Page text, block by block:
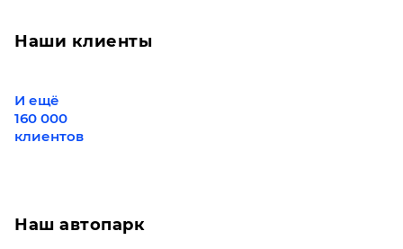
Наши клиенты
И ещё
160 000
клиентов
Наш автопарк